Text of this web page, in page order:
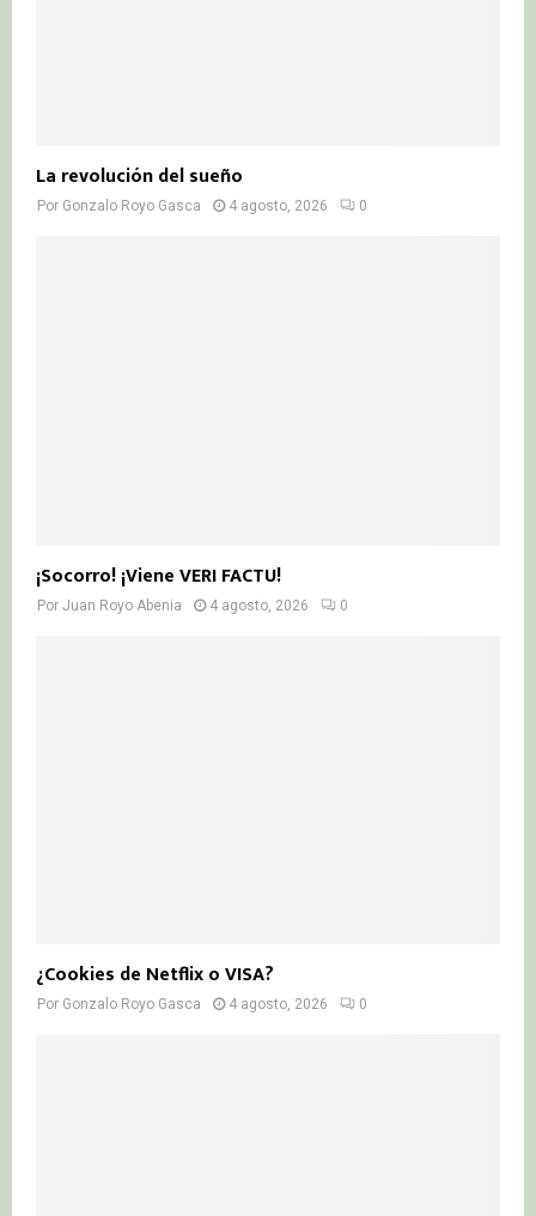
La revolución del sueño
Por Gonzalo Royo Gasca 4 agosto, 2026 0
¡Socorro! ¡Viene VERI FACTU!
Por Juan Royo Abenia 4 agosto, 2026 0
¿Cookies de Netflix o VISA?
Por Gonzalo Royo Gasca 4 agosto, 2026 0